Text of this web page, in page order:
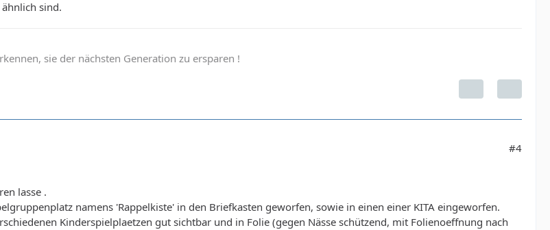
sind.
sie der nächsten Generation zu ersparen !
#4
lasse .
namens 'Rappelkiste' in den Briefkasten geworfen, sowie in einen einer KITA eingeworfen.
Kinderspielplaetzen gut sichtbar und in Folie (gegen Nässe schützend, mit Folienoeffnung nach